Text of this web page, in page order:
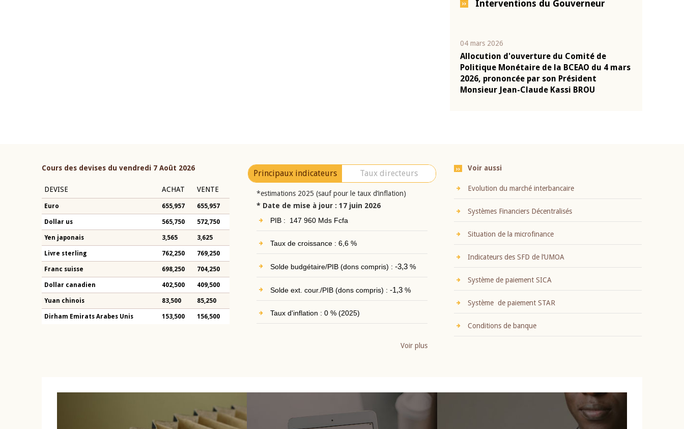
Interventions du Gouverneur
04 mars 2026
Allocution d'ouverture du Comité de
Politique Monétaire de la BCEAO du 4 mars
2026, prononcée par son Président
Monsieur Jean-Claude Kassi BROU
Cours des devises du vendredi 7 Août 2026
DEVISE ACHAT VENTE
Euro 655,957 655,957
Dollar us 565,750 572,750
Yen japonais 3,565 3,625
Livre sterling 762,250 769,250
Franc suisse 698,250 704,250
Dollar canadien 402,500 409,500
Yuan chinois 83,500 85,250
Dirham Emirats Arabes Unis 153,500 156,500
Principaux indicateurs Taux directeurs
*estimations 2025 (sauf pour le taux d’inflation)
* Date de mise à jour : 17 juin 2026
PIB : 147 960 Mds Fcfa
Taux de croissance : 6,6 %
Solde budgétaire/PIB (dons compris) : -3,3%
Solde ext. cour./PIB (dons compris) : -1,3%
Taux d'inflation : 0 % (2025)
Voir plus
Voir aussi
Evolution du marché interbancaire
Systèmes Financiers Décentralisés
Situation de la microfinance
Indicateurs des SFD de l’UMOA
Système de paiement SICA
Système de paiement STAR
Conditions de banque